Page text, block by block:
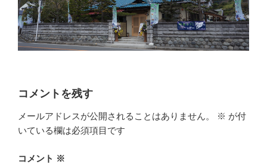
コメントを残す
メールアドレスが公開されることはありません。 ※ が付
いている欄は必須項目です
コメント ※